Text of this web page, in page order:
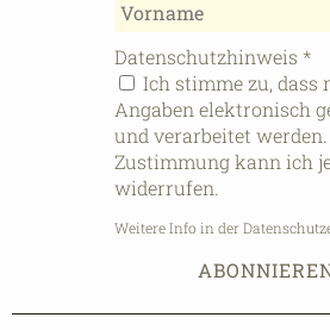
Datenschutzhinweis *
Ich stimme zu, dass
Angaben elektronisch
und verarbeitet werden.
Zustimmung kann ich
widerrufen.
Weitere Info in der